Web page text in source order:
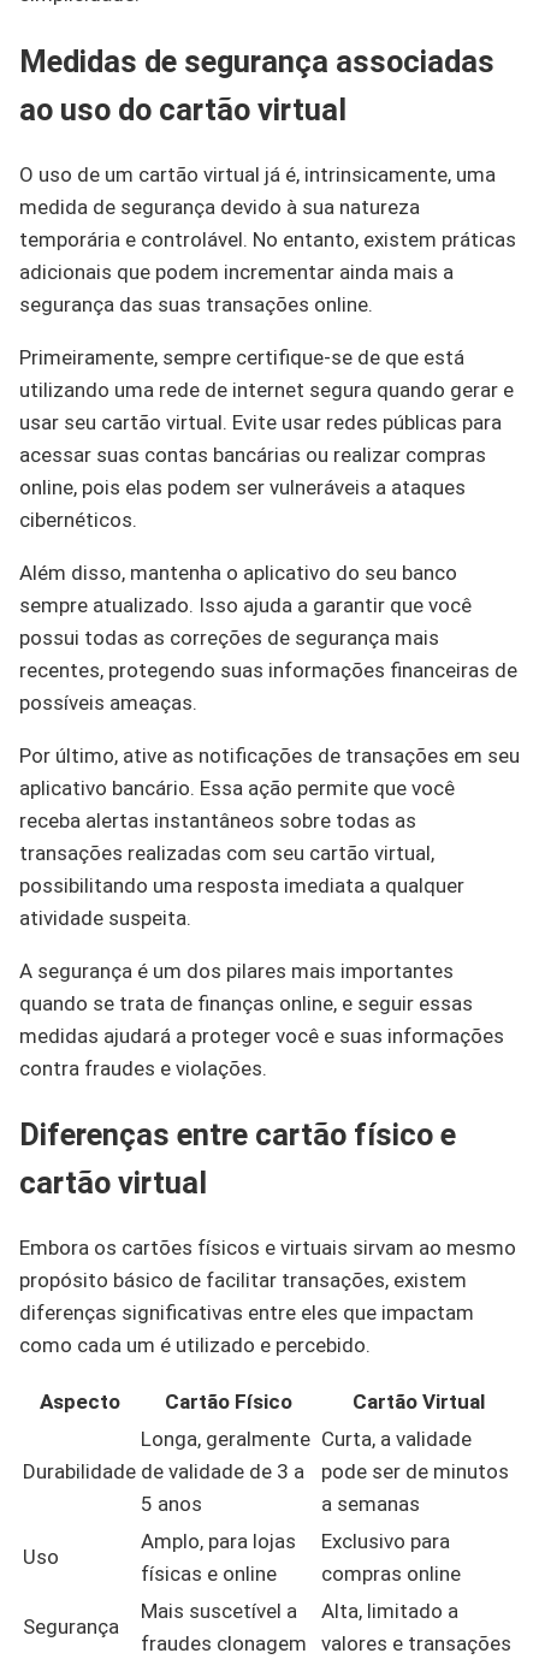
Medidas de segurança associadas
ao uso do cartão virtual
O uso de um cartão virtual já é, intrinsicamente, uma
medida de segurança devido à sua natureza
temporária e controlável. No entanto, existem práticas
adicionais que podem incrementar ainda mais a
segurança das suas transações online.
Primeiramente, sempre certifique-se de que está
utilizando uma rede de internet segura quando gerar e
usar seu cartão virtual. Evite usar redes públicas para
acessar suas contas bancárias ou realizar compras
online, pois elas podem ser vulneráveis a ataques
cibernéticos.
Além disso, mantenha o aplicativo do seu banco
sempre atualizado. Isso ajuda a garantir que você
possui todas as correções de segurança mais
recentes, protegendo suas informações financeiras de
possíveis ameaças.
Por último, ative as notificações de transações em seu
aplicativo bancário. Essa ação permite que você
receba alertas instantâneos sobre todas as
transações realizadas com seu cartão virtual,
possibilitando uma resposta imediata a qualquer
atividade suspeita.
A segurança é um dos pilares mais importantes
quando se trata de finanças online, e seguir essas
medidas ajudará a proteger você e suas informações
contra fraudes e violações.
Diferenças entre cartão físico e
cartão virtual
Embora os cartões físicos e virtuais sirvam ao mesmo
propósito básico de facilitar transações, existem
diferenças significativas entre eles que impactam
como cada um é utilizado e percebido.
Aspecto Cartão Físico Cartão Virtual
Durabilidade
Longa, geralmente
de validade de 3 a
5 anos
Curta, a validade
pode ser de minutos
a semanas
Uso
Amplo, para lojas
físicas e online
Exclusivo para
compras online
Segurança
Mais suscetível a
fraudes clonagem
Alta, limitado a
valores e transações